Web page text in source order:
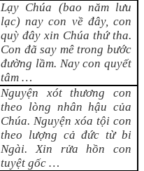
Lạy Chúa (bao năm lưu
lạc) nay con về đây, con
quỳ đây xin Chúa thứ tha.
Con đã say mê trong bước
đường lầm. Nay con quyết
tâm …
Nguyện xót thương con
theo lòng nhân hậu của
Chúa. Nguyện xóa tội con
theo lượng cả đức từ bi
Ngài. Xin rửa hồn con
tuyệt gốc …